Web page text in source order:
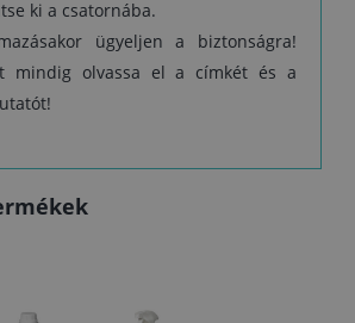
ki a csatornába.
ügyeljen a biztonságra!
mindig olvassa el a címkét és a